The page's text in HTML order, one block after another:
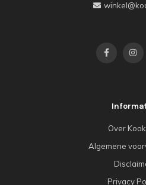
Over
Algemene
Privacy